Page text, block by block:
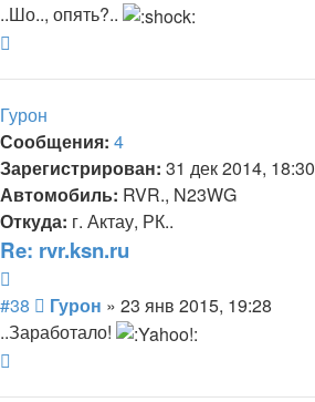
..Шо.., опять?..
Гурон
Сообщения: 4
Зарегистрирован: 31 дек 2014, 18:30
Автомобиль: RVR., N23WG
Откуда: г. Актау, РК..
Re: rvr.ksn.ru
#38
Сообщение
Гурон » 23 янв 2015, 19:28
..Заработало!